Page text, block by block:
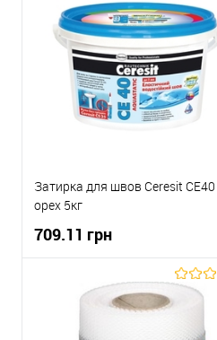
Купити в 1 клік
До
порівняння
В вибране
Під
замовлення
Затирка для швов Ceresit СЕ40
орех 5кг
709.11 грн
В корзину
Купити в 1 клік